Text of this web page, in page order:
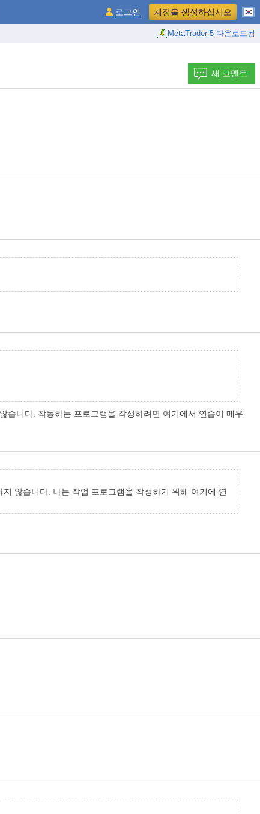
MetaTrader 5 다운로드됨
로그인 계정을 생성하십시오
새 코멘트
습니다. 작동하는 프로그램을 작성하려면 여기에서 연습이 매우
않습니다. 나는 작업 프로그램을 작성하기 위해 여기에 연